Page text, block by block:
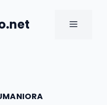
MENU